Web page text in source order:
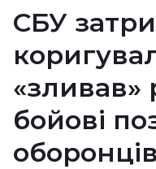
СБУ
бойові